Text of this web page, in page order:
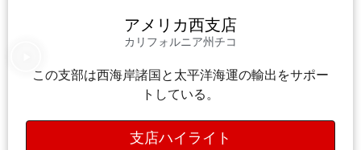
アメリカ西支店
カリフォルニア州チコ
この支部は西海岸諸国と太平洋海運の輸出をサポー
トしている。
支店ハイライト